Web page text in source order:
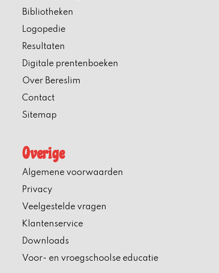
Bibliotheken
Logopedie
Resultaten
Digitale prentenboeken
Over Bereslim
Contact
Sitemap
Overige
Algemene voorwaarden
Privacy
Veelgestelde vragen
Klantenservice
Downloads
Voor- en vroegschoolse educatie